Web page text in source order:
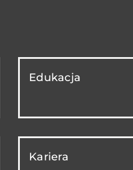
Edukacja
Kariera